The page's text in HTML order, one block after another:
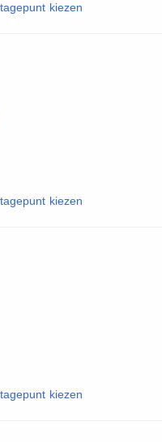
kiezen
kiezen
kiezen